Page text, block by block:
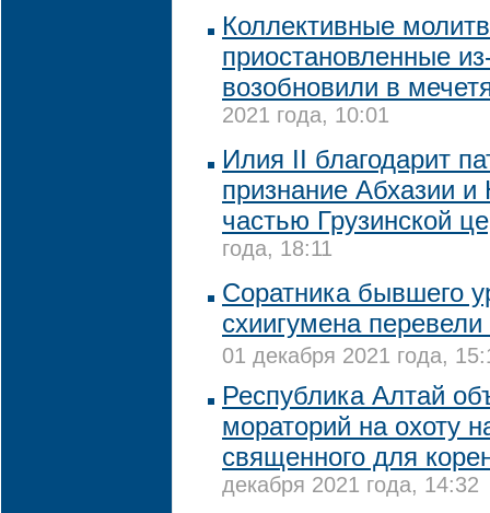
Коллективные
приостановленные
возобновили в
2021 года, 10:01
Илия II благодарит
признание Абхазии
частью Грузинской
года, 18:11
Соратника бывшего
схиигумена
01 декабря 2021 года,
Республика Алтай
мораторий на охоту
священного для
декабря 2021 года, 14:32